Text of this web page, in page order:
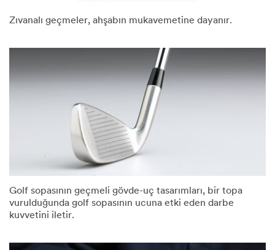
Zıvanalı geçmeler, ahşabın mukavemetine dayanır.
Golf sopasının geçmeli gövde-uç tasarımları, bir topa
vurulduğunda golf sopasının ucuna etki eden darbe
kuvvetini iletir.